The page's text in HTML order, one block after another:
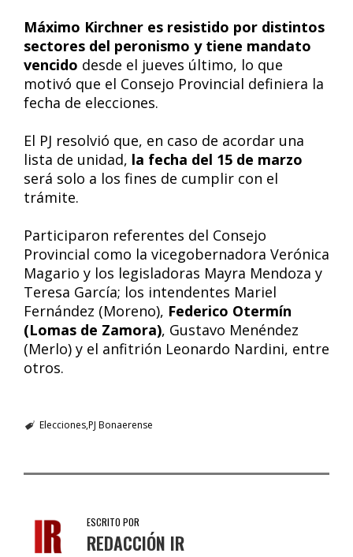
Máximo Kirchner es resistido por distintos
sectores del peronismo y tiene mandato
vencido desde el jueves último, lo que
motivó que el Consejo Provincial definiera la
fecha de elecciones.
El PJ resolvió que, en caso de acordar una
lista de unidad, la fecha del 15 de marzo
será solo a los fines de cumplir con el
trámite.
Participaron referentes del Consejo
Provincial como la vicegobernadora Verónica
Magario y los legisladoras Mayra Mendoza y
Teresa García; los intendentes Mariel
Fernández (Moreno), Federico Otermín
(Lomas de Zamora), Gustavo Menéndez
(Merlo) y el anfitrión Leonardo Nardini, entre
otros.
EleccionesPJ Bonaerense
ESCRITO POR
REDACCIÓN IR